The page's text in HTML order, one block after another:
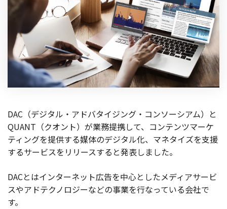
ショッピングモール型 EC
マルチテナント、マルチブランドなど
通販受注対応
ECと通販の連動を可能に
EC運用支援
継続的に結果を出し続けるECサイトへ
ライセンス契約
内製化支援
導入事例
DAC（デジタル・アドバタイジング・コンソーシアム）と
QUANT（クオント）が業務提携して、コンテンツマーケ
ティングを提供する媒体のデジタル化、マネタイズを支援
するサービスをリリースすると発表しました。
DACとはインターネット広告を中心としたメディアサービ
スやアドテクノロジーなどの事業を行なっている会社で
す。